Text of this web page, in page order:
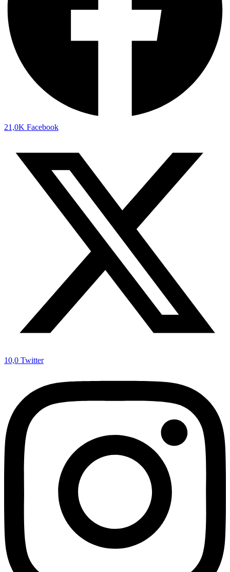
21,0K Facebook
10,0 Twitter